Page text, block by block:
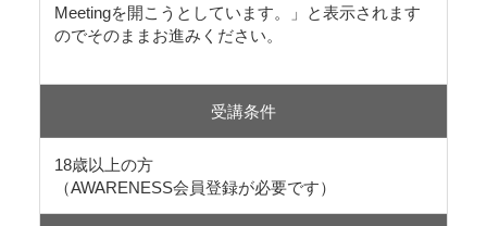
Meetingを開こうとしています。」と表示されます
のでそのままお進みください。
受講条件
18歳以上の方
（AWARENESS会員登録が必要です）